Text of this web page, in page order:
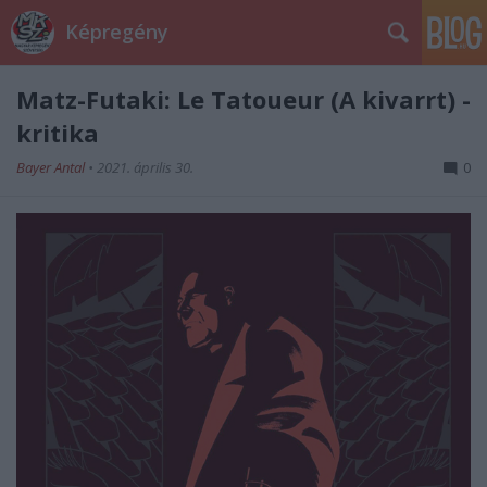
Képregény
Matz-Futaki: Le Tatoueur (A kivarrt) -
kritika
Bayer Antal • 2021. április 30. 0